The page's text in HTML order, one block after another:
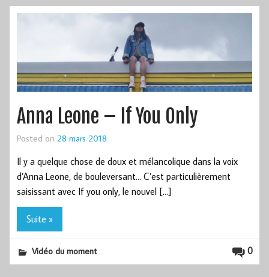
Anna Leone – If You Only
Posted on 28 mars 2018
Il y a quelque chose de doux et mélancolique dans la voix
d’Anna Leone, de bouleversant… C’est particulièrement
saisissant avec If you only, le nouvel […]
Suite »
0
Vidéo du moment